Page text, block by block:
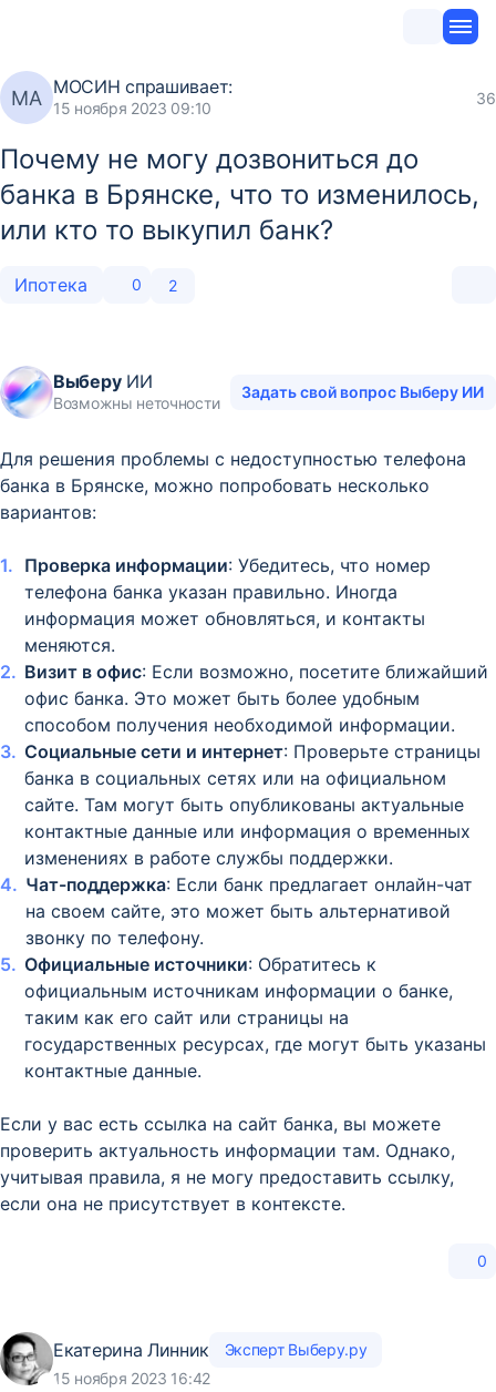
МА МОСИН спрашивает:
15 ноября 2023 09:10
36
Почему не могу дозвониться до
банка в Брянске, что то изменилось,
или кто то выкупил банк?
Ипотека 0 2
ВыберуИИ
Возможны неточности
Задать свой вопрос Выберу ИИ
Для решения проблемы с недоступностью телефона
банка в Брянске, можно попробовать несколько
вариантов:
Проверка информации: Убедитесь, что номер
телефона банка указан правильно. Иногда
информация может обновляться, и контакты
меняются.
Визит в офис: Если возможно, посетите ближайший
офис банка. Это может быть более удобным
способом получения необходимой информации.
Социальные сети и интернет: Проверьте страницы
банка в социальных сетях или на официальном
сайте. Там могут быть опубликованы актуальные
контактные данные или информация о временных
изменениях в работе службы поддержки.
Чат-поддержка: Если банк предлагает онлайн-чат
на своем сайте, это может быть альтернативой
звонку по телефону.
Официальные источники: Обратитесь к
официальным источникам информации о банке,
таким как его сайт или страницы на
государственных ресурсах, где могут быть указаны
контактные данные.
Если у вас есть ссылка на сайт банка, вы можете
проверить актуальность информации там. Однако,
учитывая правила, я не могу предоставить ссылку,
если она не присутствует в контексте.
0
Екатерина Линник
Эксперт Выберу.ру
15 ноября 2023 16:42